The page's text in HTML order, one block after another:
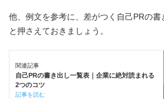
他、例文を参考に、差がつく自己PRの書
と押さえておきましょう。
関連記事
自己PRの書き出し一覧表｜企業に絶対読まれる
2つのコツ
記事を読む